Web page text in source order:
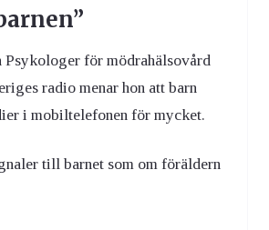
för mödrahälsovård
radio menar hon att barn
i mobiltelefonen för mycket.
till barnet som om föräldern